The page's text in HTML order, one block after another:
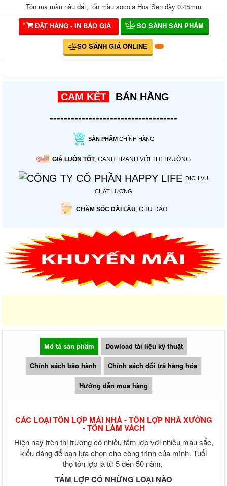
Tôn mạ màu nâu đất, tôn màu socola Hoa Sen dày 0.45mm
ĐẶT HÀNG - IN BÁO GIÁ
SO SÁNH SẢN PHẨM
SO SÁNH GIÁ ONLINE
CAM KẾT
BÁN HÀNG
------------------------------------
SẢN PHẨM CHÍNH HÃNG
GIÁ LUÔN TỐT, CẠNH TRANH VỚI THỊ TRƯỜNG
DỊCH VỤ
CHẤT LƯỢNG
CHĂM SÓC DÀI LÂU, CHU ĐÁO
Mô tả sản phẩm Dowload tài liệu kỹ thuật
Chính sách bảo hành Chính sách đổi trả hàng hóa
Hướng dẫn mua hàng
CÁC LOẠI TÔN LỢP MÁI NHÀ - TÔN LỢP NHÀ XƯỞNG
- TÔN LÀM VÁCH
Hiện nay trên thị trường có nhiều tấm lợp với nhiều màu sắc,
kiểu dáng để bạn lựa chọn cho công trình của mình. Tuổi
thọ tôn lợp là từ 5 đến 50 năm,
TẤM LỢP CÓ NHỮNG LOẠI NÀO